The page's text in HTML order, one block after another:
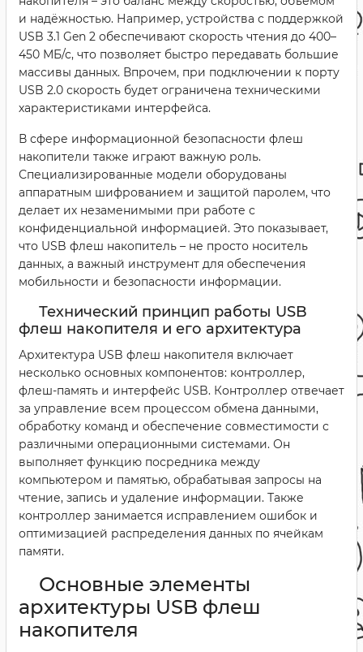
и надёжностью. Например, устройства с поддержкой
USB 3.1 Gen 2 обеспечивают скорость чтения до 400–
450 МБ/с, что позволяет быстро передавать большие
массивы данных. Впрочем, при подключении к порту
USB 2.0 скорость будет ограничена техническими
характеристиками интерфейса.
В сфере информационной безопасности флеш
накопители также играют важную роль.
Специализированные модели оборудованы
аппаратным шифрованием и защитой паролем, что
делает их незаменимыми при работе с
конфиденциальной информацией. Это показывает,
что USB флеш накопитель – не просто носитель
данных, а важный инструмент для обеспечения
мобильности и безопасности информации.
Технический принцип работы USB
флеш накопителя и его архитектура
Архитектура USB флеш накопителя включает
несколько основных компонентов: контроллер,
флеш-память и интерфейс USB. Контроллер отвечает
за управление всем процессом обмена данными,
обработку команд и обеспечение совместимости с
различными операционными системами. Он
выполняет функцию посредника между
компьютером и памятью, обрабатывая запросы на
чтение, запись и удаление информации. Также
контроллер занимается исправлением ошибок и
оптимизацией распределения данных по ячейкам
памяти.
Основные элементы
архитектуры USB флеш
накопителя